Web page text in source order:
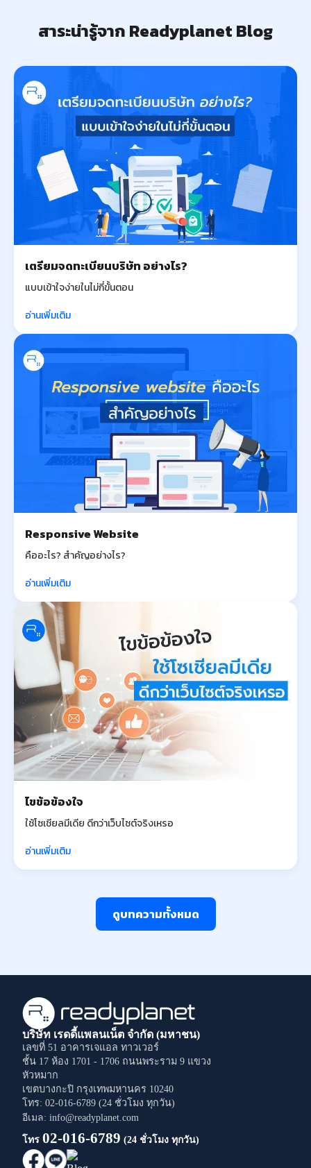
สาระน่ารู้จาก Readyplanet Blog
เตรียมจดทะเบียนบริษัท อย่างไร?
แบบเข้าใจง่ายในไม่กี่ขั้นตอน
อ่านเพิ่มเติม
Responsive Website
คืออะไร? สำคัญอย่างไร?
อ่านเพิ่มเติม
ไขข้อข้องใจ
ใช้โซเชียลมีเดีย ดีกว่าเว็บไซต์จริงเหรอ
อ่านเพิ่มเติม
ดูบทความทั้งหมด
บริษัท เรดดี้แพลนเน็ต จำกัด (มหาชน)
เลขที่ 51 อาคารเจแอล ทาวเวอร์
ชั้น 17 ห้อง 1701 - 1706 ถนนพระราม 9 แขวง
หัวหมาก
เขตบางกะปิ กรุงเทพมหานคร 10240
โทร: 02-016-6789 (24 ชั่วโมง ทุกวัน)
อีเมล: info@readyplanet.com
โทร 02-016-6789 (24 ชั่วโมง ทุกวัน)